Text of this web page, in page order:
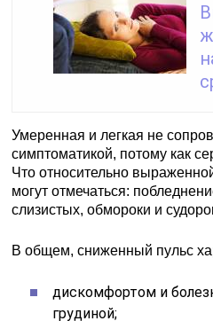
Умеренная и легкая не
симптоматикой, потому как
Что относительно
могут отмечаться:
слизистых, обмороки и
В общем, сниженный пульс
дискомфортом и
грудиной;